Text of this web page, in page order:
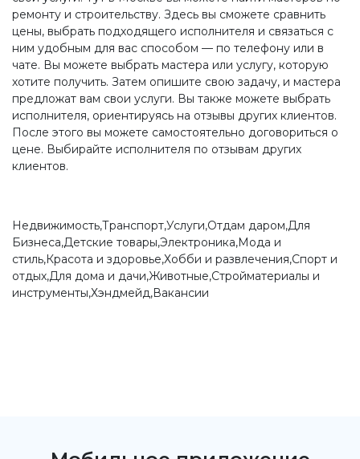
ремонту и строительству. Здесь вы сможете сравнить
цены, выбрать подходящего исполнителя и связаться с
ним удобным для вас способом — по телефону или в
чате. Вы можете выбрать мастера или услугу, которую
хотите получить. Затем опишите свою задачу, и мастера
предложат вам свои услуги. Вы также можете выбрать
исполнителя, ориентируясь на отзывы других клиентов.
После этого вы можете самостоятельно договориться о
цене. Выбирайте исполнителя по отзывам других
клиентов.
Недвижимость,Транспорт,Услуги,Отдам даром,Для
Бизнеса,Детские товары,Электроника,Мода и
стиль,Красота и здоровье,Хобби и развлечения,Спорт и
отдых,Для дома и дачи,Животные,Стройматериалы и
инструменты,Хэндмейд,Вакансии